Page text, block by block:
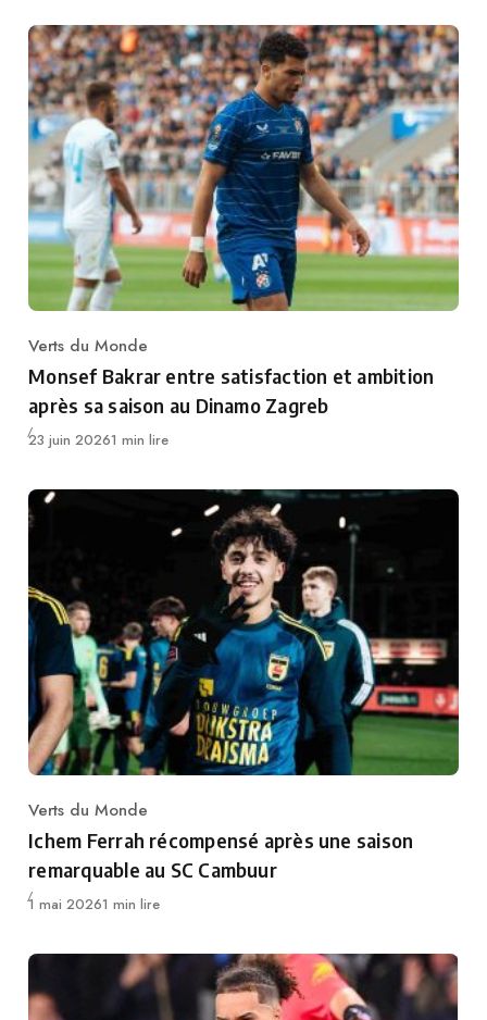
Category
Verts du Monde
Monsef Bakrar entre satisfaction et ambition
après sa saison au Dinamo Zagreb
Publié
23 juin 20261 min lire
Category
Verts du Monde
Ichem Ferrah récompensé après une saison
remarquable au SC Cambuur
Publié
1 mai 20261 min lire